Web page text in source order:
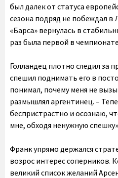
был далек от статуса
сезона подряд не побеждал в
«Барса» вернулась в
раз была первой в
Голландец плотно следил за
спешил поднимать его в
понимал, почему меня не
размышлял аргентинец. –
беспристрастно и осознаю,
мне, обходя ненужную
Франк упрямо держался
возрос интерес соперников.
великий список желаний